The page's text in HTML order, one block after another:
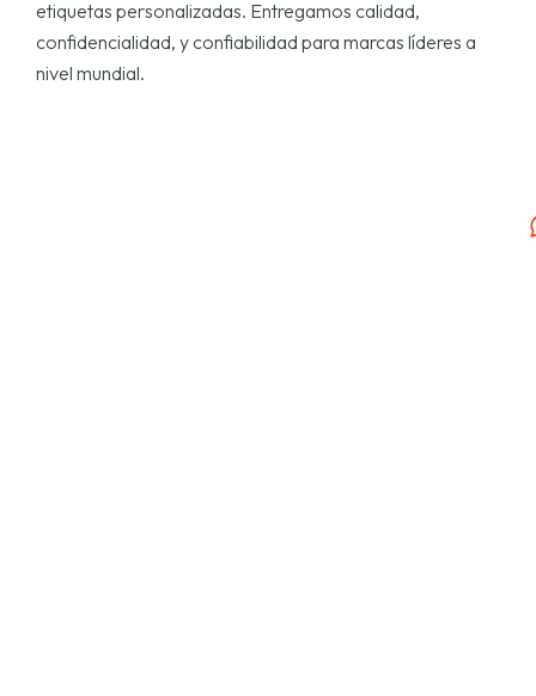
etiquetas personalizadas. Entregamos calidad,
confidencialidad, y confiabilidad para marcas líderes a
nivel mundial.